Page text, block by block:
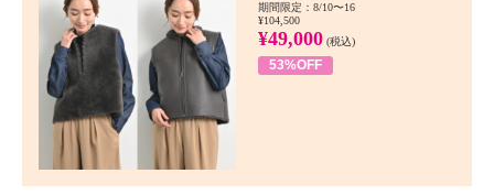
期間限定：8/10〜16
¥104,500
¥49,000 (税込)
53%OFF